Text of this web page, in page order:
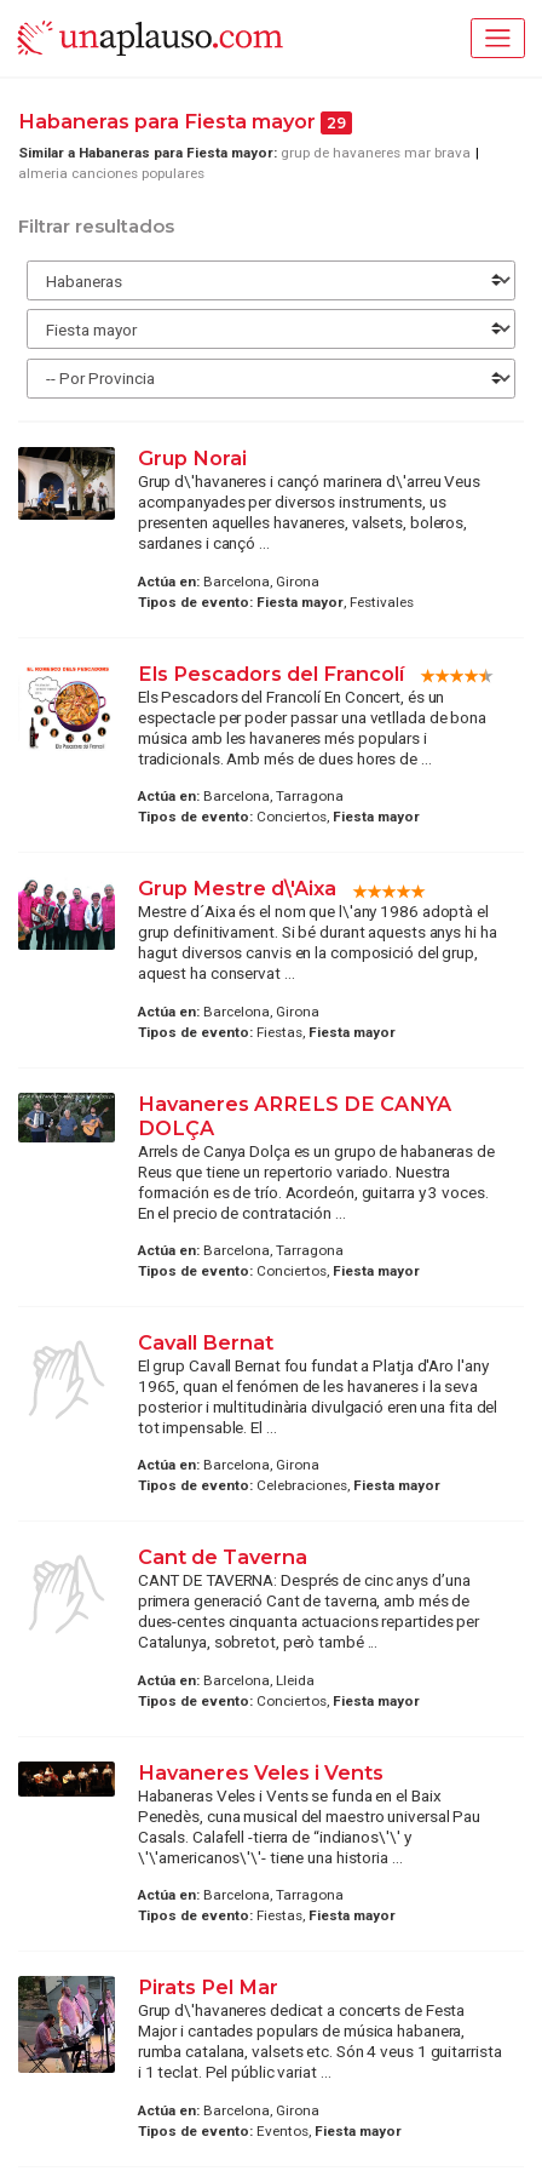
Habaneras para Fiesta mayor 29
Similar a Habaneras para Fiesta mayor: grup de havaneres mar brava
almeria canciones populares
Filtrar resultados
Grup Norai
Grup d\'havaneres i cançó marinera d\'arreu Veus
acompanyades per diversos instruments, us
presenten aquelles havaneres, valsets, boleros,
sardanes i cançó ...
Actúa en:Barcelona, Girona
Tipos de evento: Fiesta mayor, Festivales
Els Pescadors del Francolí
Els Pescadors del Francolí En Concert, és un
espectacle per poder passar una vetllada de bona
música amb les havaneres més populars i
tradicionals. Amb més de dues hores de ...
Actúa en:Barcelona, Tarragona
Tipos de evento:Conciertos, Fiesta mayor
Grup Mestre d\'Aixa
Mestre d´Aixa és el nom que l\'any 1986 adoptà el
grup definitivament. Si bé durant aquests anys hi ha
hagut diversos canvis en la composició del grup,
aquest ha conservat ...
Actúa en:Barcelona, Girona
Tipos de evento:Fiestas, Fiesta mayor
Havaneres ARRELS DE CANYA
DOLÇA
Arrels de Canya Dolça es un grupo de habaneras de
Reus que tiene un repertorio variado. Nuestra
formación es de trío. Acordeón, guitarra y 3 voces.
En el precio de contratación ...
Actúa en:Barcelona, Tarragona
Tipos de evento:Conciertos, Fiesta mayor
Cavall Bernat
El grup Cavall Bernat fou fundat a Platja d'Aro l'any
1965, quan el fenómen de les havaneres i la seva
posterior i multitudinària divulgació eren una fita del
tot impensable. El ...
Actúa en:Barcelona, Girona
Tipos de evento:Celebraciones, Fiesta mayor
Cant de Taverna
CANT DE TAVERNA: Després de cinc anys d’una
primera generació Cant de taverna, amb més de
dues-centes cinquanta actuacions repartides per
Catalunya, sobretot, però també ...
Actúa en:Barcelona, Lleida
Tipos de evento:Conciertos, Fiesta mayor
Havaneres Veles i Vents
Habaneras Veles i Vents se funda en el Baix
Penedès, cuna musical del maestro universal Pau
Casals. Calafell -tierra de “indianos\'\' y
\'\'americanos\'\'- tiene una historia ...
Actúa en:Barcelona, Tarragona
Tipos de evento:Fiestas, Fiesta mayor
Pirats Pel Mar
Grup d\'havaneres dedicat a concerts de Festa
Major i cantades populars de música habanera,
rumba catalana, valsets etc. Són 4 veus 1 guitarrista
i 1 teclat. Pel públic variat ...
Actúa en:Barcelona, Girona
Tipos de evento:Eventos, Fiesta mayor